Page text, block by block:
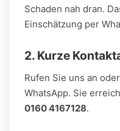
Schaden nah dran.
Einschätzung per
2. Kurze
Rufen Sie uns an
WhatsApp. Sie
0160 4167128.